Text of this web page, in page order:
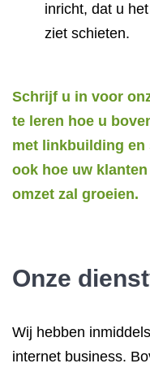
inricht, dat u
ziet schieten.
Schrijf u in voor
te leren hoe u
met linkbuilding en
ook hoe uw
omzet zal groeien.
Onze
Wij hebben
internet business.